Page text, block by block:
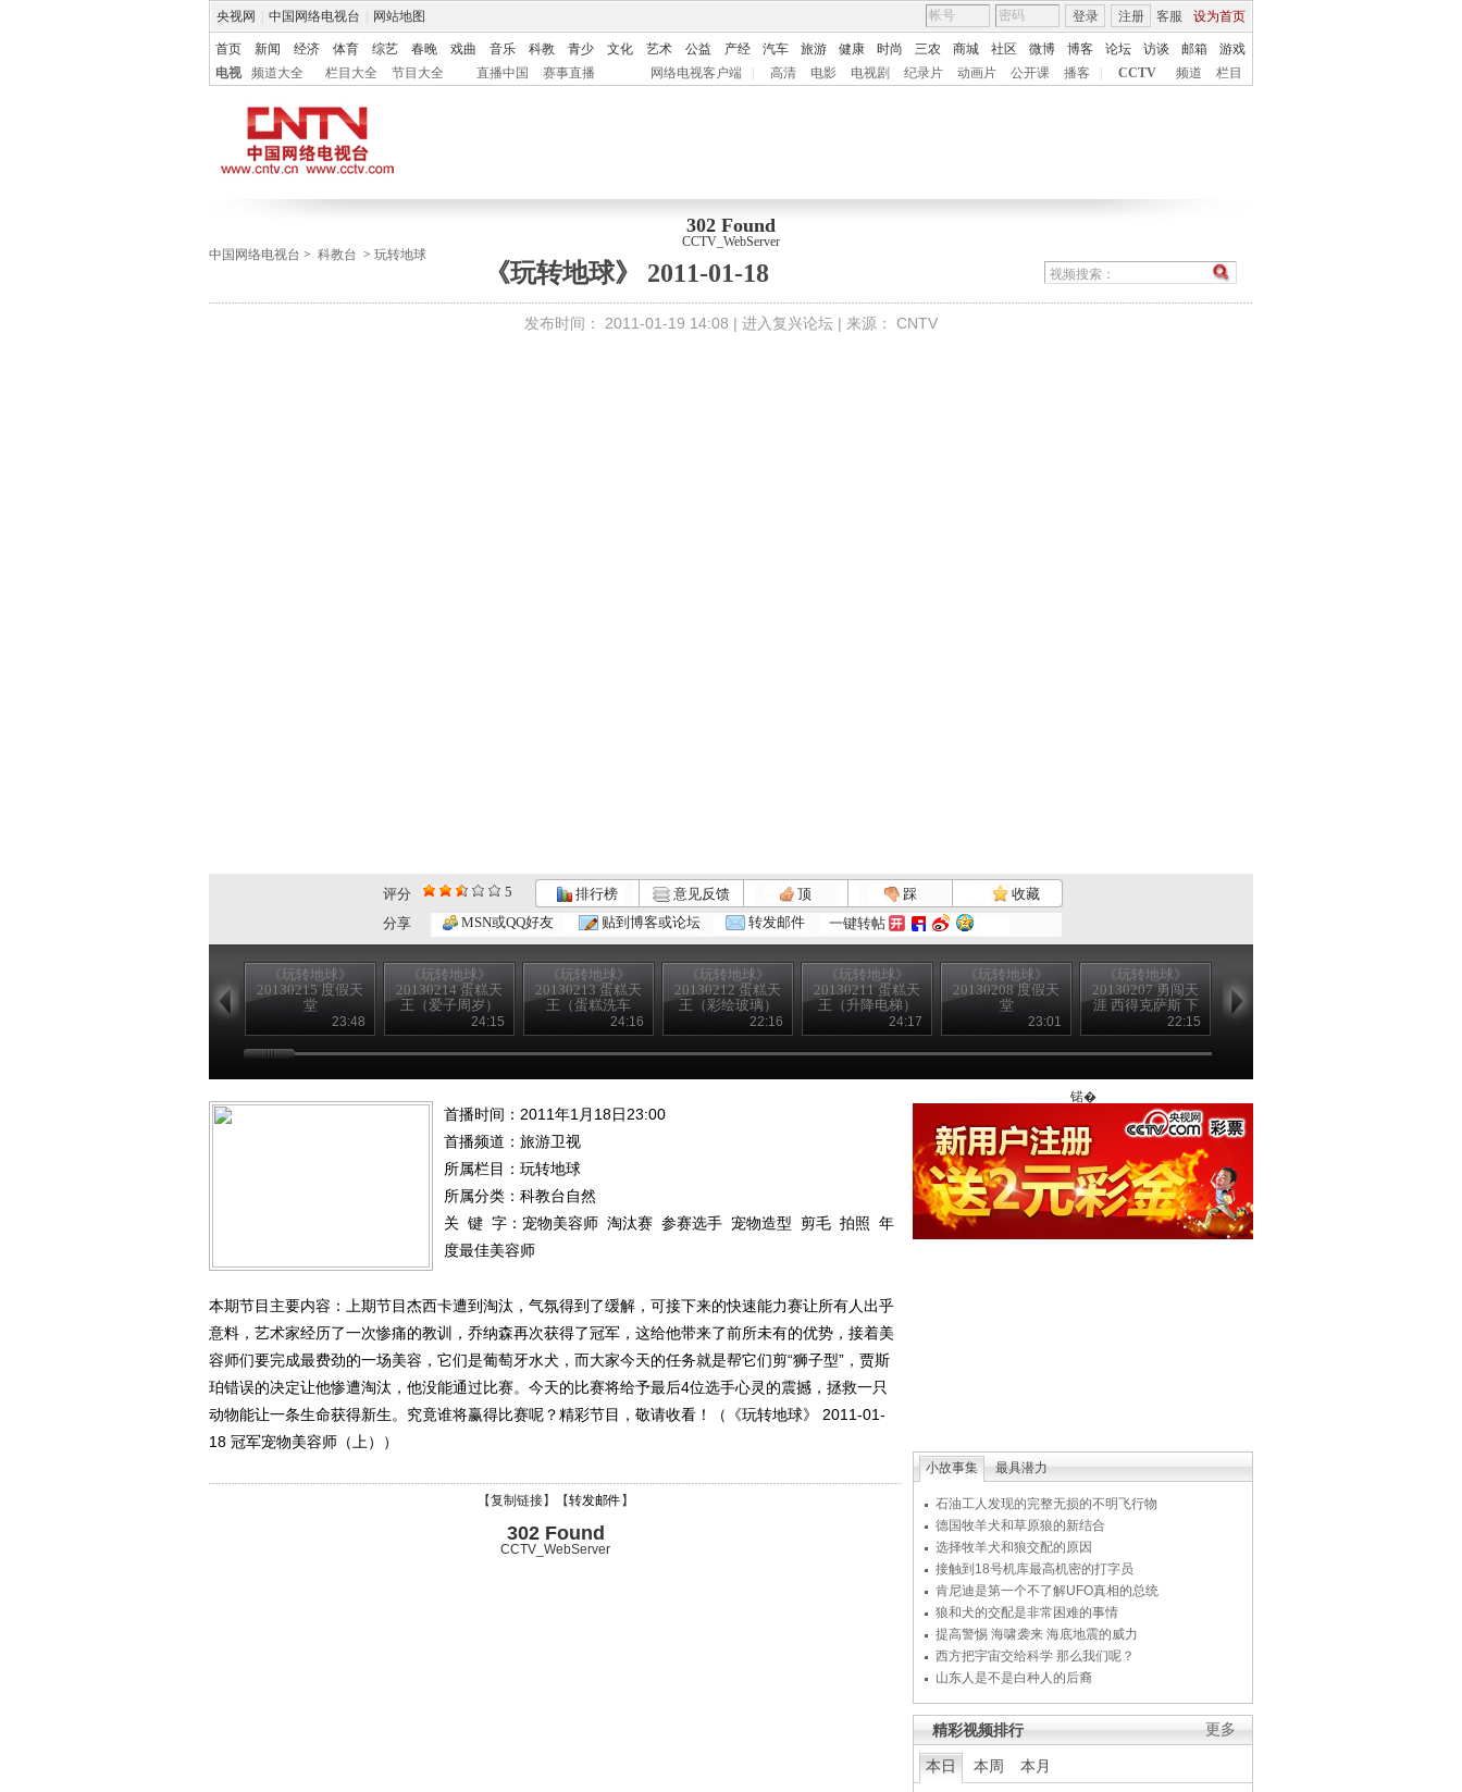
央视网 中国网络电视台 网站地图 客服 设为首页
登录 注册
首页 新闻 经济 体育 综艺 春晚 戏曲 音乐 科教 青少 文化 艺术 公益 产经 汽车 旅游 健康 时尚 三农 商城 社区 微博 博客 论坛 访谈 邮箱
游戏
电视
频道大全 栏目大全 节目大全 直播中国 赛事直播 网络电视客户端 高清 电影 电视剧 纪录片 动画片 公开课 播客 CCTV 频道 栏目
302 Found
CCTV_WebServer
中国网络电视台 > 科教台 > 玩转地球
《玩转地球》 2011-01-18
发布时间： 2011-01-19 14:08 | 进入复兴论坛 | 来源： CNTV
评分 5 排行榜 意见反馈 顶 踩
收藏
分享
MSN或QQ好友 贴到博客或论坛 转发邮件 一键转帖
《玩转地球》
20130215 度假天
堂
23:48
《玩转地球》
20130214 蛋糕天
王（爱子周岁）
24:15
《玩转地球》
20130213 蛋糕天
王（蛋糕洗车
24:16
《玩转地球》
20130212 蛋糕天
王（彩绘玻璃）
22:16
《玩转地球》
20130211 蛋糕天
王（升降电梯）
24:17
《玩转地球》
20130208 度假天
堂
23:01
《玩转地球》
20130207 勇闯天
涯 西得克萨斯 下
22:15
20130206 勇闯天
首播时间：2011年1月18日23:00
首播频道： 旅游卫视
所属栏目： 玩转地球
所属分类：科教台自然
关 键 字： 宠物美容师 淘汰赛 参赛选手 宠物造型 剪毛 拍照 年
度最佳美容师
本期节目主要内容：上期节目杰西卡遭到淘汰，气氛得到了缓解，可接下来的快速能力赛让所有人出乎
意料，艺术家经历了一次惨痛的教训，乔纳森再次获得了冠军，这给他带来了前所未有的优势，接着美
容师们要完成最费劲的一场美容，它们是葡萄牙水犬，而大家今天的任务就是帮它们剪“狮子型”，贾斯
珀错误的决定让他惨遭淘汰，他没能通过比赛。今天的比赛将给予最后4位选手心灵的震撼，拯救一只
动物能让一条生命获得新生。究竟谁将赢得比赛呢？精彩节目，敬请收看！（《玩转地球》 2011-01-
18 冠军宠物美容师（上））
【复制链接】【转发邮件 】
302 Found
CCTV_WebServer
锘�
小故事集 最具潜力
石油工人发现的完整无损的不明飞行物
德国牧羊犬和草原狼的新结合
选择牧羊犬和狼交配的原因
接触到18号机库最高机密的打字员
肯尼迪是第一个不了解UFO真相的总统
狼和犬的交配是非常困难的事情
提高警惕 海啸袭来 海底地震的威力
西方把宇宙交给科学 那么我们呢？
山东人是不是白种人的后裔
更多
精彩视频排行
本日 本周 本月